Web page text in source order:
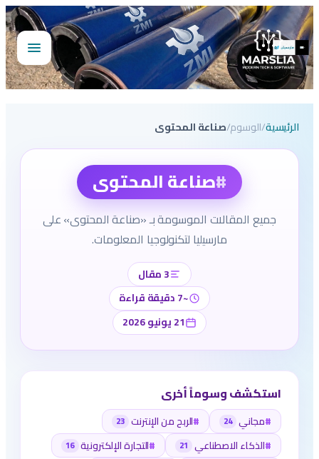
تخطى
إلى
المحتوى فتح
الرئيسية/الوسوم/صناعة المحتوى
#صناعة المحتوى
جميع المقالات الموسومة بـ «صناعة المحتوى» على
مارسيليا لتكنولوجيا المعلومات.
3 مقال
~7 دقيقة قراءة
21 يونيو 2026
استكشف وسوماً أخرى
#مجاني 24
#الربح من الإنترنت 23
#الذكاء الاصطناعي 21
#التجارة الإلكترونية 16